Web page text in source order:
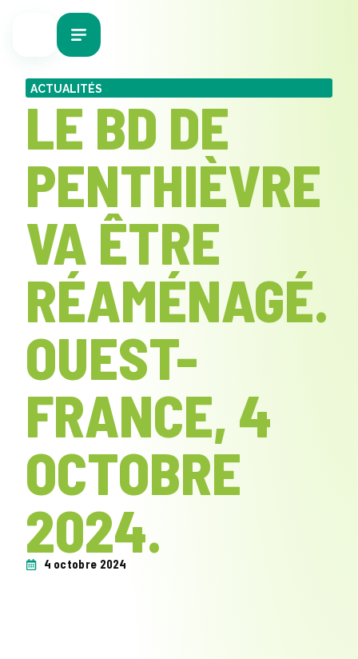
ACTUALITÉS
LE BD DE
PENTHIÈVRE
VA ÊTRE
RÉAMÉNAGÉ.
OUEST-
FRANCE, 4
OCTOBRE
2024.
4 octobre 2024